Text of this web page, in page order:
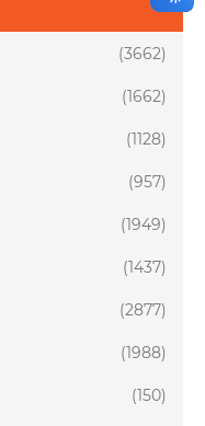
(3662)
(1662)
(1128)
(957)
(1949)
(1437)
(2877)
(1988)
(150)